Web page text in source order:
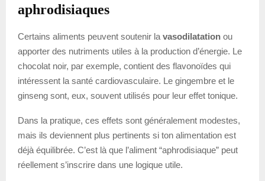
aphrodisiaques
Certains aliments peuvent soutenir la vasodilatation ou
apporter des nutriments utiles à la production d’énergie. Le
chocolat noir, par exemple, contient des flavonoïdes qui
intéressent la santé cardiovasculaire. Le gingembre et le
ginseng sont, eux, souvent utilisés pour leur effet tonique.
Dans la pratique, ces effets sont généralement modestes,
mais ils deviennent plus pertinents si ton alimentation est
déjà équilibrée. C’est là que l’aliment “aphrodisiaque” peut
réellement s’inscrire dans une logique utile.